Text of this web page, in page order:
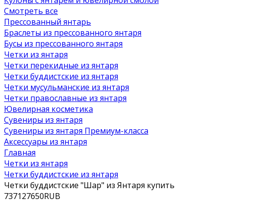
Смотреть все
Прессованный янтарь
Браслеты из прессованного янтаря
Бусы из прессованного янтаря
Четки из янтаря
Четки перекидные из янтаря
Четки буддистские из янтаря
Четки мусульманские из янтаря
Четки православные из янтаря
Ювелирная косметика
Сувениры из янтаря
Сувениры из янтаря Премиум-класса
Аксессуары из янтаря
Главная
Четки из янтаря
Четки буддистские из янтаря
Четки буддистские "Шар" из Янтаря купить
737127650RUB